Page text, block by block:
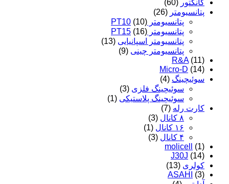
کانکتور (60)
پتانسیومتر (26)
پتانسیومتر PT10 (10)
پتانسیومتر PT15 (16)
پتانسیومتر اسپانیایی (13)
پتانسیومتر چینی (9)
R&A (11)
Micro-D (14)
سوئیچینگ (4)
سوئیچینگ فلزی (3)
سوئیچینگ پلاستیکی (1)
کارت رله (7)
۸ کانال
(3)
۱۶ کانال
(1)
۴ کانال
(3)
molicell
(1)
J30J (14)
کولری (13)
ASAHI
(3)